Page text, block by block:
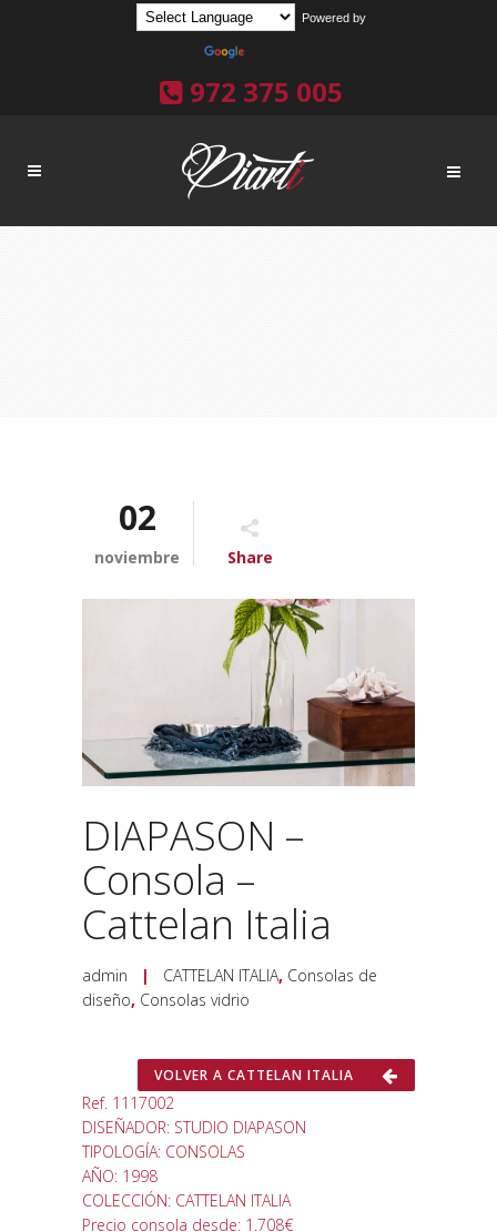
Powered by
972 375 005
02
noviembre Share
DIAPASON –
Consola –
Cattelan Italia
admin | CATTELAN ITALIA, Consolas de
diseño, Consolas vidrio
VOLVER A CATTELAN ITALIA
Ref. 1117002
DISEÑADOR: STUDIO DIAPASON
TIPOLOGÍA: CONSOLAS
AÑO: 1998
COLECCIÓN: CATTELAN ITALIA
Precio consola desde: 1.708€